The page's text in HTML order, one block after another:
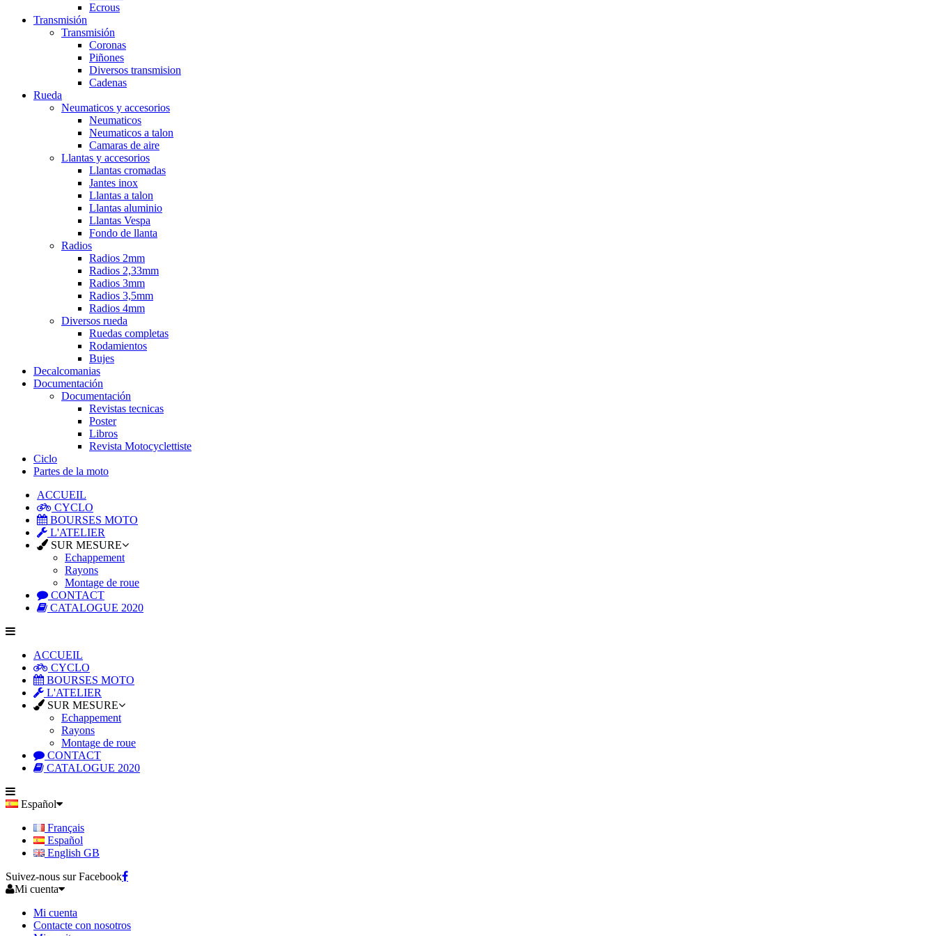
Ecrous
Transmisión
Transmisión
Coronas
Piñones
Diversos transmision
Cadenas
Rueda
Neumaticos y accesorios
Neumaticos
Neumaticos a talon
Camaras de aire
Llantas y accesorios
Llantas cromadas
Jantes inox
Llantas a talon
Llantas aluminio
Llantas Vespa
Fondo de llanta
Radios
Radios 2mm
Radios 2,33mm
Radios 3mm
Radios 3,5mm
Radios 4mm
Diversos rueda
Ruedas completas
Rodamientos
Bujes
Decalcomanias
Documentación
Documentación
Revistas tecnicas
Poster
Libros
Revista Motocyclettiste
Ciclo
Partes de la moto
ACCUEIL
CYCLO
BOURSES MOTO
L'ATELIER
SUR MESURE
Echappement
Rayons
Montage de roue
CONTACT
CATALOGUE 2020
ACCUEIL
CYCLO
BOURSES MOTO
L'ATELIER
SUR MESURE
Echappement
Rayons
Montage de roue
CONTACT
CATALOGUE 2020
Español
Français
Español
English GB
Suivez-nous sur Facebook
Mi cuenta
Mi cuenta
Contacte con nosotros